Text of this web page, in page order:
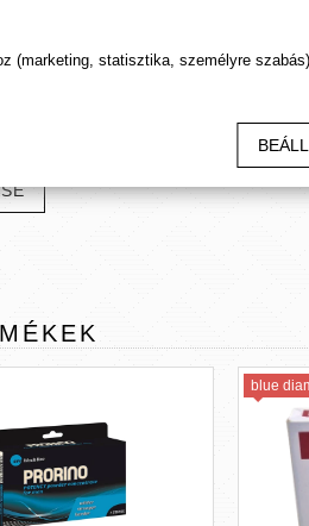
(marketing, statisztika, személyre